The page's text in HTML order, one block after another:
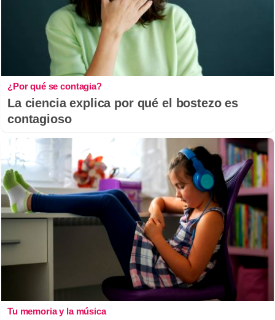
¿Por qué se contagia?
La ciencia explica por qué el bostezo es
contagioso
Tu memoria y la música